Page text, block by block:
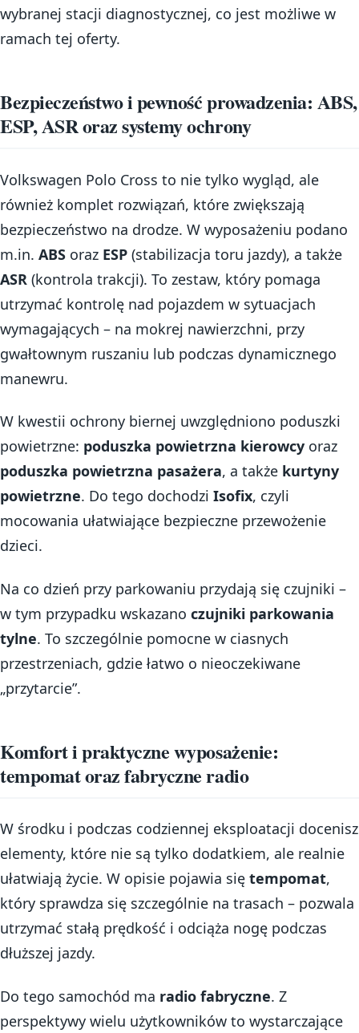
wybranej stacji diagnostycznej, co jest możliwe w
ramach tej oferty.
Bezpieczeństwo i pewność prowadzenia: ABS,
ESP, ASR oraz systemy ochrony
Volkswagen Polo Cross to nie tylko wygląd, ale
również komplet rozwiązań, które zwiększają
bezpieczeństwo na drodze. W wyposażeniu podano
m.in. ABS oraz ESP (stabilizacja toru jazdy), a także
ASR (kontrola trakcji). To zestaw, który pomaga
utrzymać kontrolę nad pojazdem w sytuacjach
wymagających – na mokrej nawierzchni, przy
gwałtownym ruszaniu lub podczas dynamicznego
manewru.
W kwestii ochrony biernej uwzględniono poduszki
powietrzne: poduszka powietrzna kierowcy oraz
poduszka powietrzna pasażera, a także kurtyny
powietrzne. Do tego dochodzi Isofix, czyli
mocowania ułatwiające bezpieczne przewożenie
dzieci.
Na co dzień przy parkowaniu przydają się czujniki –
w tym przypadku wskazano czujniki parkowania
tylne. To szczególnie pomocne w ciasnych
przestrzeniach, gdzie łatwo o nieoczekiwane
„przytarcie”.
Komfort i praktyczne wyposażenie:
tempomat oraz fabryczne radio
W środku i podczas codziennej eksploatacji docenisz
elementy, które nie są tylko dodatkiem, ale realnie
ułatwiają życie. W opisie pojawia się tempomat,
który sprawdza się szczególnie na trasach – pozwala
utrzymać stałą prędkość i odciąża nogę podczas
dłuższej jazdy.
Do tego samochód ma radio fabryczne. Z
perspektywy wielu użytkowników to wystarczające